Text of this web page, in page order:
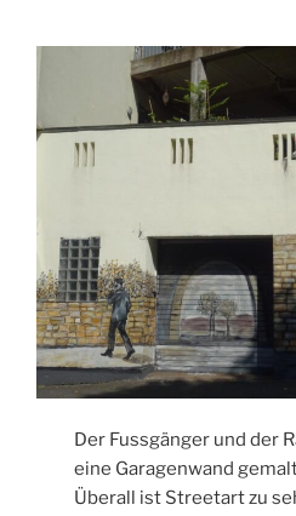
Der Fussgänger und der
eine Garagenwand
Überall ist Streetart zu